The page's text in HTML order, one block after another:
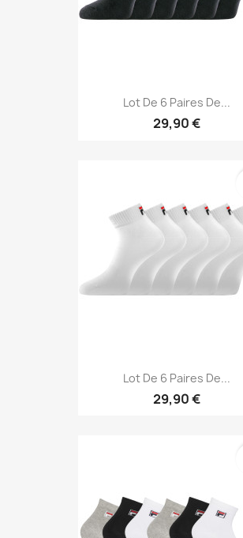
Lot De 6 Paires De...
29,90 €
Lot De 6 Paires De...
29,90 €